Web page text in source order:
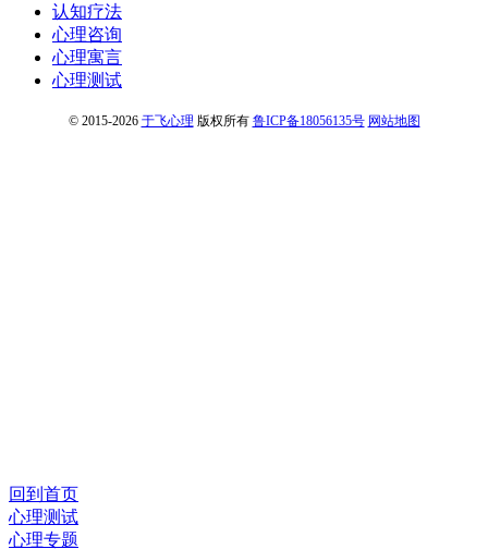
认知疗法
心理咨询
心理寓言
心理测试
© 2015-2026 于飞心理 版权所有 鲁ICP备18056135号 网站地图
回到首页
心理测试
心理专题